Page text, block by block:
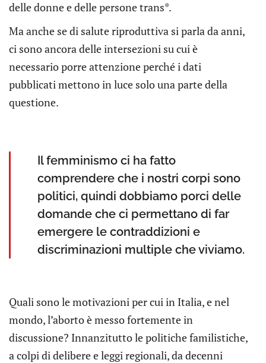
delle donne e delle persone trans*.
Ma anche se di salute riproduttiva si parla da anni,
ci sono ancora delle intersezioni su cui è
necessario porre attenzione perché i dati
pubblicati mettono in luce solo una parte della
questione.
Il femminismo ci ha fatto
comprendere che i nostri corpi sono
politici, quindi dobbiamo porci delle
domande che ci permettano di far
emergere le contraddizioni e
discriminazioni multiple che viviamo.
Quali sono le motivazioni per cui in Italia, e nel
mondo, l’aborto è messo fortemente in
discussione? Innanzitutto le politiche familistiche,
a colpi di delibere e leggi regionali, da decenni